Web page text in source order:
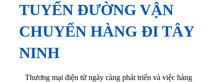
TUYẾN ĐƯỜNG VẬN
CHUYỂN HÀNG ĐI TÂY
NINH
Thương mại điện tử ngày càng phát triển và việc hàng